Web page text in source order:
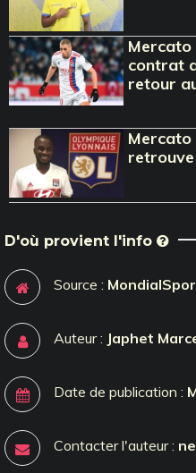
Mercato
contrat
retour
Mercato
D'où provient l'info
Source :
Auteur : Japhet
Date de publication :
Contacter l'auteur :